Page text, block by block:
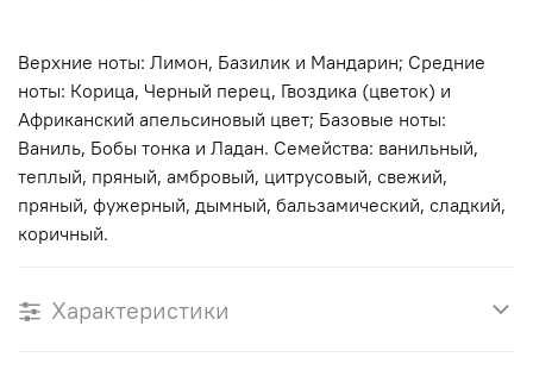
Верхние ноты: Лимон, Базилик и Мандарин; Средние
ноты: Корица, Черный перец, Гвоздика (цветок) и
Африканский апельсиновый цвет; Базовые ноты:
Ваниль, Бобы тонка и Ладан. Семейства: ванильный,
теплый, пряный, амбровый, цитрусовый, свежий,
пряный, фужерный, дымный, бальзамический, сладкий,
коричный.
Характеристики